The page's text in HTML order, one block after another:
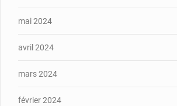
mai 2024
avril 2024
mars 2024
février 2024